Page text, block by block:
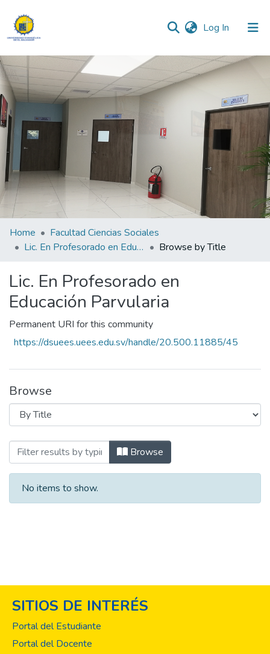
Log In (current)
Communities & Collections
All of DSpace
Home
Facultad Ciencias Sociales
Lic. En Profesorado en Educación Parvularia
Browse by Title
Lic. En Profesorado en
Educación Parvularia
Permanent URI for this community
https://dsuees.uees.edu.sv/handle/20.500.11885/45
Browse
Browsing Lic. En Profesorado en
Browse
No items to show.
SITIOS DE INTERÉS
Portal del Estudiante
Portal del Docente